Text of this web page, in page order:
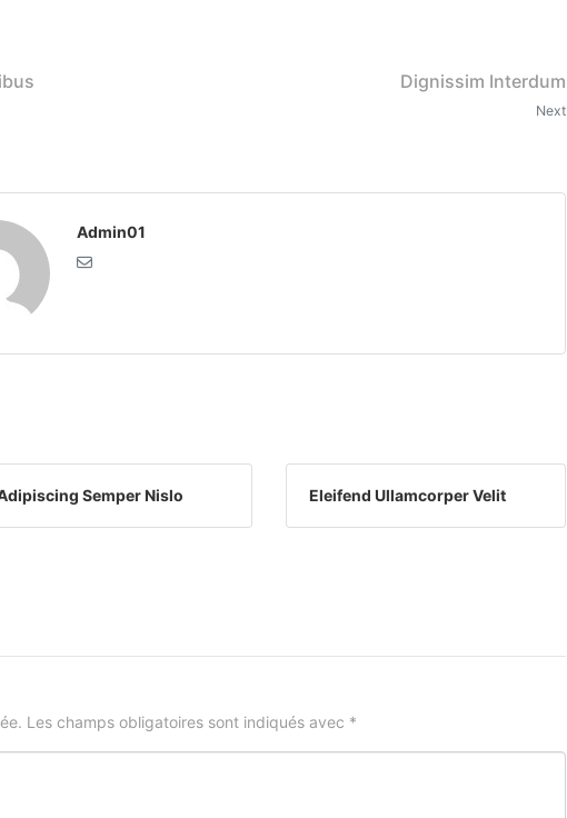
Dignissim Interdum
Next
Admin01
Semper Nislo Eleifend Ullamcorper Velit
Les champs obligatoires sont indiqués avec *